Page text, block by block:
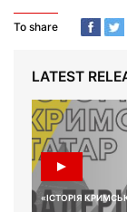
To share
LATEST
«ІСТОРІЯ